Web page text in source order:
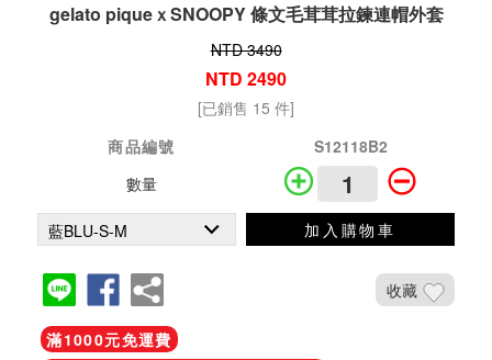
gelato piqueｘSNOOPY 條文毛茸茸拉鍊連帽外套
NTD 3490
NTD 2490
[已銷售 15 件]
商品編號
S12118B2
數量
加入購物車
收藏
滿1000元免運費